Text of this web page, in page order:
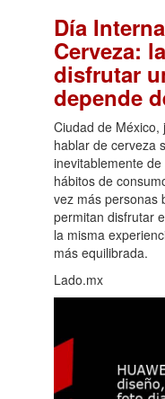
Día
Cerveza:
disfrutar
depende
Ciudad de
hablar de cerveza
inevitablemente
hábitos de
vez más personas
permitan disfrutar
la misma
más equilibrada.
Lado.mx